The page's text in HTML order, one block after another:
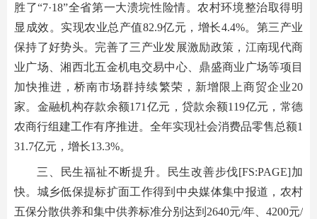
胜了“7·18”全省第一大溃垸性险情。农村环境整治取得明
显成效。实现农业总产值82.9亿元，增长4.4%。第三产业
保持了好势头。完善了三产业发展激励政策，江南现代商
业广场、湘西北五金机电交易中心、鼎盛商业广场等项目
加快推进，桥南市场群持续繁荣，新增限上商贸企业20
家。金融机构存款余额171亿元，贷款余额119亿元，常德
农商行组建工作有序推进。全年实现社会消费品零售总额1
31.7亿元，增长13.3%。
三、民生福祉不断提升。民生改善步伐[FS:PAGE]加
快。城乡低保提标扩面工作得到中央媒体集中报道，农村
五保分散供养和集中供养标准分别达到2640元/年、4200元/